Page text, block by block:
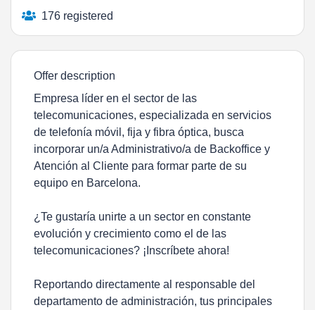
176 registered
Offer description
Empresa líder en el sector de las
telecomunicaciones, especializada en servicios
de telefonía móvil, fija y fibra óptica, busca
incorporar un/a Administrativo/a de Backoffice y
Atención al Cliente para formar parte de su
equipo en Barcelona.
¿Te gustaría unirte a un sector en constante
evolución y crecimiento como el de las
telecomunicaciones? ¡Inscríbete ahora!
Reportando directamente al responsable del
departamento de administración, tus principales